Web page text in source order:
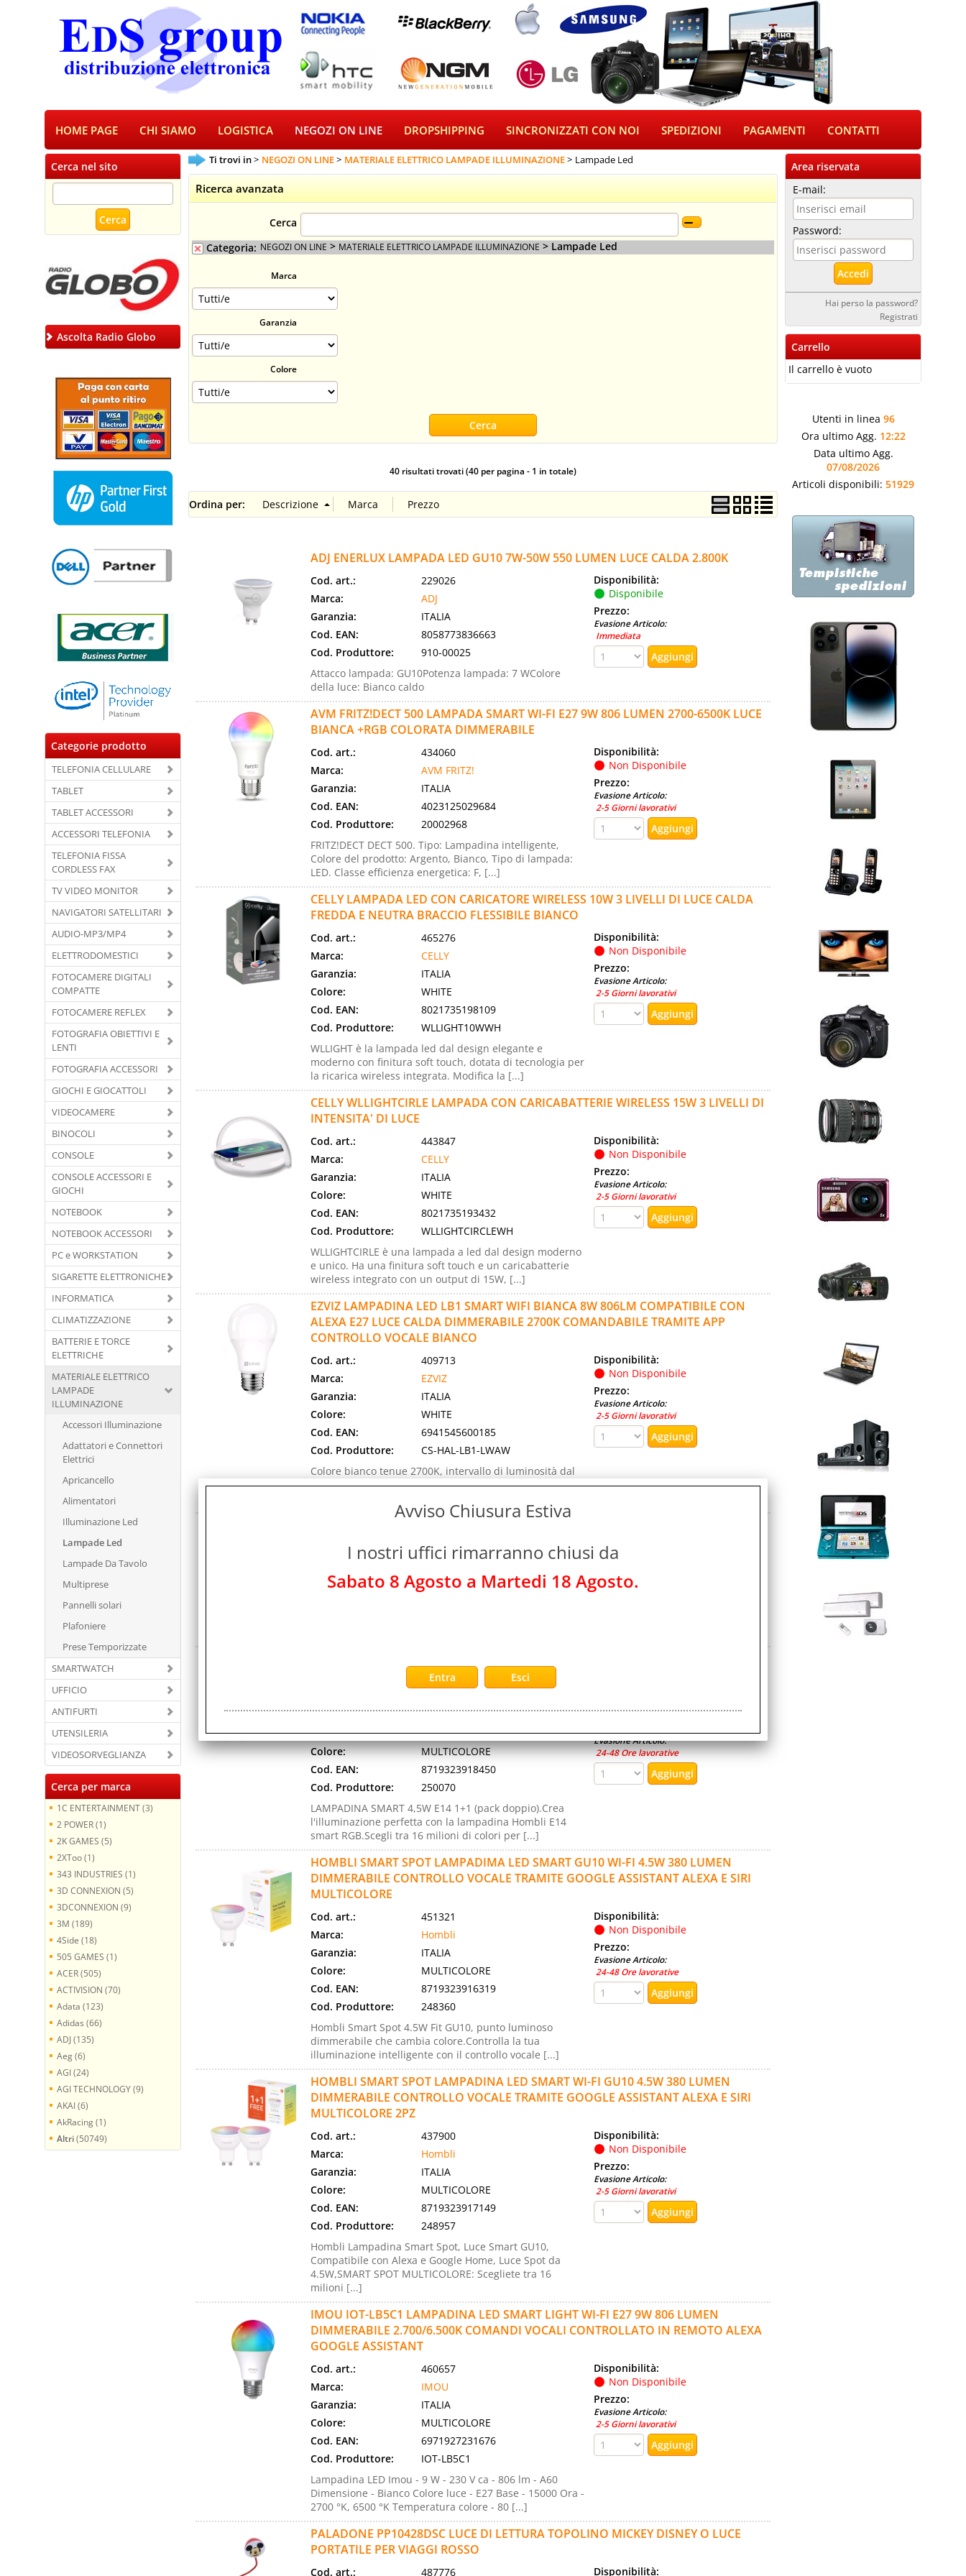
HOME PAGE CHI SIAMO LOGISTICA NEGOZI ON LINE DROPSHIPPING SINCRONIZZATI CON NOI SPEDIZIONI PAGAMENTI CONTATTI
Cerca nel sito
Ascolta Radio Globo
Categorie prodotto
TELEFONIA CELLULARE
TABLET
TABLET ACCESSORI
ACCESSORI TELEFONIA
TELEFONIA FISSA
CORDLESS FAX
TV VIDEO MONITOR
NAVIGATORI SATELLITARI
AUDIO-MP3/MP4
ELETTRODOMESTICI
FOTOCAMERE DIGITALI
COMPATTE
FOTOCAMERE REFLEX
FOTOGRAFIA OBIETTIVI E
LENTI
FOTOGRAFIA ACCESSORI
GIOCHI E GIOCATTOLI
VIDEOCAMERE
BINOCOLI
CONSOLE
CONSOLE ACCESSORI E
GIOCHI
NOTEBOOK
NOTEBOOK ACCESSORI
PC e WORKSTATION
SIGARETTE ELETTRONICHE
INFORMATICA
CLIMATIZZAZIONE
BATTERIE E TORCE
ELETTRICHE
MATERIALE ELETTRICO
LAMPADE
ILLUMINAZIONE
Accessori Illuminazione
Adattatori e Connettori
Elettrici
Apricancello
Alimentatori
Illuminazione Led
Lampade Led
Lampade Da Tavolo
Multiprese
Pannelli solari
Plafoniere
Prese Temporizzate
SMARTWATCH
UFFICIO
ANTIFURTI
UTENSILERIA
VIDEOSORVEGLIANZA
Cerca per marca
1C ENTERTAINMENT (3)
2 POWER (1)
2K GAMES (5)
2XToo (1)
343 INDUSTRIES (1)
3D CONNEXION (5)
3DCONNEXION (9)
3M (189)
4Side (18)
505 GAMES (1)
ACER (505)
ACTIVISION (70)
Adata (123)
Adidas (66)
ADJ (135)
Aeg (6)
AGI (24)
AGI TECHNOLOGY (9)
AKAI (6)
AkRacing (1)
Altri(50749)
Ti trovi in NEGOZI ON LINE MATERIALE ELETTRICO LAMPADE ILLUMINAZIONE Lampade Led
Ricerca avanzata
Cerca
Categoria: NEGOZI ON LINE > MATERIALE ELETTRICO LAMPADE ILLUMINAZIONE > Lampade Led
Marca
Garanzia
Colore
40 risultati trovati (40 per pagina - 1 in totale)
Ordina per:
ADJ ENERLUX LAMPADA LED GU10 7W-50W 550 LUMEN LUCE CALDA 2.800K
Cod. art.:
229026
Marca:
ADJ
Garanzia:
ITALIA
Cod. EAN:
8058773836663
Cod. Produttore:
910-00025
Attacco lampada: GU10Potenza lampada: 7 WColore
della luce: Bianco caldo
Disponibilità:
Disponibile
Prezzo:
Evasione Articolo:
Immediata
AVM FRITZ!DECT 500 LAMPADA SMART WI-FI E27 9W 806 LUMEN 2700-6500K LUCE
BIANCA +RGB COLORATA DIMMERABILE
Cod. art.:
434060
Marca:
AVM FRITZ!
Garanzia:
ITALIA
Cod. EAN:
4023125029684
Cod. Produttore:
20002968
FRITZ!DECT DECT 500. Tipo: Lampadina intelligente,
Colore del prodotto: Argento, Bianco, Tipo di lampada:
LED. Classe efficienza energetica: F, [...]
Disponibilità:
Non Disponibile
Prezzo:
Evasione Articolo:
2-5 Giorni lavorativi
CELLY LAMPADA LED CON CARICATORE WIRELESS 10W 3 LIVELLI DI LUCE CALDA
FREDDA E NEUTRA BRACCIO FLESSIBILE BIANCO
Cod. art.:
465276
Marca:
CELLY
Garanzia:
ITALIA
Colore:
WHITE
Cod. EAN:
8021735198109
Cod. Produttore:
WLLIGHT10WWH
WLLIGHT è la lampada led dal design elegante e
moderno con finitura soft touch, dotata di tecnologia per
la ricarica wireless integrata. Modifica la [...]
Disponibilità:
Non Disponibile
Prezzo:
Evasione Articolo:
2-5 Giorni lavorativi
CELLY WLLIGHTCIRLE LAMPADA CON CARICABATTERIE WIRELESS 15W 3 LIVELLI DI
INTENSITA' DI LUCE
Cod. art.:
443847
Marca:
CELLY
Garanzia:
ITALIA
Colore:
WHITE
Cod. EAN:
8021735193432
Cod. Produttore:
WLLIGHTCIRCLEWH
WLLIGHTCIRLE è una lampada a led dal design moderno
e unico. Ha una finitura soft touch e un caricabatterie
wireless integrato con un output di 15W, [...]
Disponibilità:
Non Disponibile
Prezzo:
Evasione Articolo:
2-5 Giorni lavorativi
EZVIZ LAMPADINA LED LB1 SMART WIFI BIANCA 8W 806LM COMPATIBILE CON
ALEXA E27 LUCE CALDA DIMMERABILE 2700K COMANDABILE TRAMITE APP
CONTROLLO VOCALE BIANCO
Cod. art.:
409713
Marca:
EZVIZ
Garanzia:
ITALIA
Colore:
WHITE
Cod. EAN:
6941545600185
Cod. Produttore:
CS-HAL-LB1-LWAW
Colore bianco tenue 2700K, intervallo di luminosità dal
10% al 100%, regolabile.Rete Wi-Fi802.11 b/g/n a 2,4
Disponibilità:
Non Disponibile
Prezzo:
Evasione Articolo:
2-5 Giorni lavorativi
Cod. art.:
296118
Garanzia:
ITALIA
Disponibilità:
Disponibile
Prezzo:
Evasione Articolo:
Marca:
Hombli
Garanzia:
ITALIA
Colore:
MULTICOLORE
Cod. EAN:
8719323918450
Cod. Produttore:
250070
LAMPADINA SMART 4,5W E14 1+1 (pack doppio).Crea
l'illuminazione perfetta con la lampadina Hombli E14
smart RGB.Scegli tra 16 milioni di colori per [...]
Non Disponibile
Evasione Articolo:
24-48 Ore lavorative
HOMBLI SMART SPOT LAMPADIMA LED SMART GU10 WI-FI 4.5W 380 LUMEN
DIMMERABILE CONTROLLO VOCALE TRAMITE GOOGLE ASSISTANT ALEXA E SIRI
MULTICOLORE
Cod. art.:
451321
Marca:
Hombli
Garanzia:
ITALIA
Colore:
MULTICOLORE
Cod. EAN:
8719323916319
Cod. Produttore:
248360
Hombli Smart Spot 4.5W Fit GU10, punto luminoso
dimmerabile che cambia colore.Controlla la tua
illuminazione intelligente con il controllo vocale [...]
Disponibilità:
Non Disponibile
Prezzo:
Evasione Articolo:
24-48 Ore lavorative
HOMBLI SMART SPOT LAMPADINA LED SMART WI-FI GU10 4.5W 380 LUMEN
DIMMERABILE CONTROLLO VOCALE TRAMITE GOOGLE ASSISTANT ALEXA E SIRI
MULTICOLORE 2PZ
Cod. art.:
437900
Marca:
Hombli
Garanzia:
ITALIA
Colore:
MULTICOLORE
Cod. EAN:
8719323917149
Cod. Produttore:
248957
Hombli Lampadina Smart Spot, Luce Smart GU10,
Compatibile con Alexa e Google Home, Luce Spot da
4.5W,SMART SPOT MULTICOLORE: Scegliete tra 16
milioni [...]
Disponibilità:
Non Disponibile
Prezzo:
Evasione Articolo:
2-5 Giorni lavorativi
IMOU IOT-LB5C1 LAMPADINA LED SMART LIGHT WI-FI E27 9W 806 LUMEN
DIMMERABILE 2.700/6.500K COMANDI VOCALI CONTROLLATO IN REMOTO ALEXA
GOOGLE ASSISTANT
Cod. art.:
460657
Marca:
IMOU
Garanzia:
ITALIA
Colore:
MULTICOLORE
Cod. EAN:
6971927231676
Cod. Produttore:
IOT-LB5C1
Lampadina LED Imou - 9 W - 230 V ca - 806 lm - A60
Dimensione - Bianco Colore luce - E27 Base - 15000 Ora -
2700 °K, 6500 °K Temperatura colore - 80 [...]
Disponibilità:
Non Disponibile
Prezzo:
Evasione Articolo:
2-5 Giorni lavorativi
PALADONE PP10428DSC LUCE DI LETTURA TOPOLINO MICKEY DISNEY O LUCE
PORTATILE PER VIAGGI ROSSO
Cod. art.: 487776 Disponibilità:
Area riservata
E-mail:
Password:
Hai perso la password?
Registrati
Carrello
Il carrello è vuoto
Utenti in linea 96
Ora ultimo Agg. 12:22
Data ultimo Agg.
07/08/2026
Articoli disponibili: 51929
Avviso Chiusura Estiva
I nostri uffici rimarranno chiusi da
Sabato 8 Agosto a Martedi 18 Agosto.